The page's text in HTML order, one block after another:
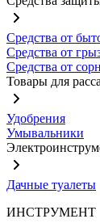
Средства от
Средства от
Средства от
Товары для
Удобрения
Умывальники
Дачные туалеты
ИНСТРУМЕНТ